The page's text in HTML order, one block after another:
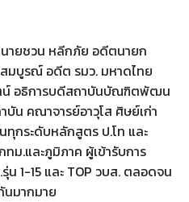
ายชวน หลีกภัย อดีตนายก
สมบูรณ์ อดีต รมว. มหาดไทย
อธิการบดีสถาบันบัณฑิตพัฒน
น คณาจารย์อาวุโส ศิษย์เก่า
กระดับหลักสูตร ป.โท และ
ม.และภูมิภาค ผู้เข้ารับการ
1-15 และ TOP วบส. ตลอดจน
นมากมาย